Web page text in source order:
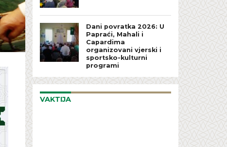
Dani povratka 2026: U
Papraći, Mahali i
Capardima
organizovani vjerski i
sportsko-kulturni
programi
VAKTIJA